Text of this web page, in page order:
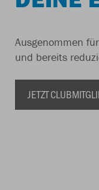
Ausgenommen
und bereits
JETZT